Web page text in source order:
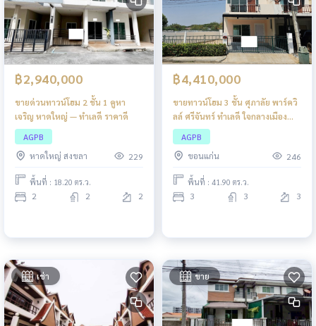
฿2,940,000
ขายด่วนทาวน์โฮม 2 ชั้น 1 คูหา
เจริญ หาดใหญ่ — ทำเลดี ราคาดี
AGPB
หาดใหญ่ สงขลา
229
พื้นที่ : 18.20 ตร.ว.
2 2 2
฿4,410,000
ขายทาวน์โฮม 3 ชั้น ศุภาลัย พาร์ควิ
ลล์ ศรีจันทร์ ทำเลดี ใจกลางเมือง
พื้นที่กว้าง ฟังก์ชันครบ เหมาะ
สำหรับอยู่อาศัยหรือทำโฮมออฟฟิศ
ได้
AGPB
ขอนแก่น
246
พื้นที่ : 41.90 ตร.ว.
3 3 3
เช่า ขาย